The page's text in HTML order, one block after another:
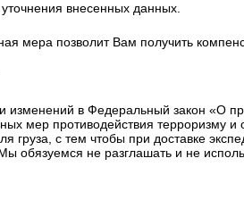
внесенных данных.
мера позволит Вам получить
в Федеральный закон «О
мер противодействия терроризму
с тем чтобы при доставке
обязуемся не разглашать и не